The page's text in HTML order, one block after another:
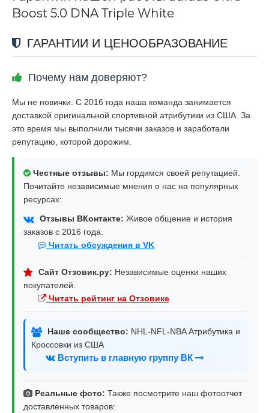
Boost 5.0 DNA Triple White
ГАРАНТИИ И ЦЕНООБРАЗОВАНИЕ
Почему нам доверяют?
Мы не новички. С 2016 года наша команда занимается
доставкой оригинальной спортивной атрибутики из США. За
это время мы выполнили тысячи заказов и заработали
репутацию, которой дорожим.
Честные отзывы: Мы гордимся своей репутацией.
Почитайте независимые мнения о нас на популярных
ресурсах:
Отзывы ВКонтакте: Живое общение и история
заказов с 2016 года.
Читать обсуждения в VK
Сайт Отзовик.ру: Независимые оценки наших
покупателей.
Читать рейтинг на Отзовике
Наше сообщество: NHL-NFL-NBA Атрибутика и
Кроссовки из США
Вступить в главную группу ВК
Реальные фото: Также посмотрите наш фотоотчет
доставленных товаров: